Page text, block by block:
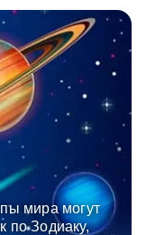
мира могут
по Зодиаку,